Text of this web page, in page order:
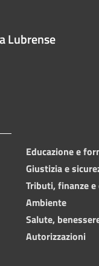
Lubrense
Educazione e
Giustizia e
Tributi, finanze
Ambiente
Salute,
Autorizzazioni